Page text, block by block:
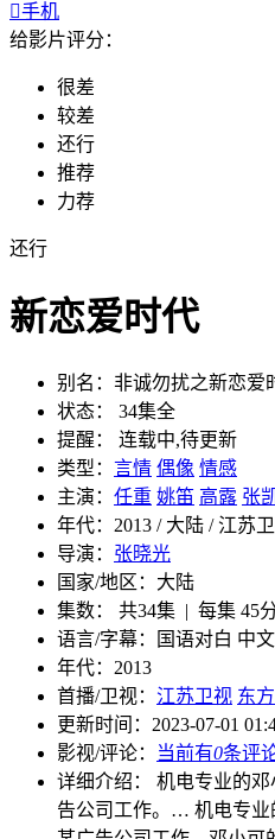
手机
给影片评分：
很差
较差
还行
推荐
力荐
还行
新恋爱时代
别名： 非诚勿扰之新恋爱
状态：
34集全
提醒：
连载中,待更新
类型： 言情 偶像 情感
主演： 任重 姚笛 高露 张
年代： 2013 / 大陆 / 江苏
导演： 张晓光
国家/地区： 大陆
集数：
共34集 | 每集 45
语言/字幕：
国语对白 中
年代： 2013
首播/卫视： 江苏卫视 东
更新时间： 2023-07-01
影视/评论：
当前有0条评
详细介绍：
机电专业的
告公司工作。… 机电专业